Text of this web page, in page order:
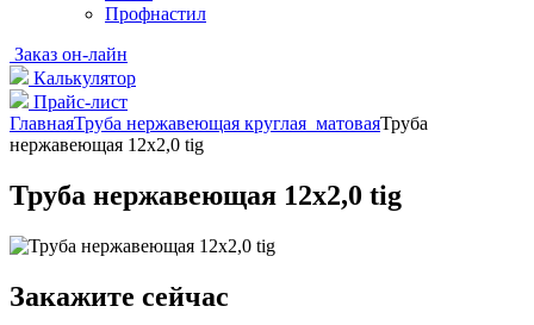
Профнастил
Заказ он-лайн
Калькулятор
Прайс-лист
ГлавнаяТруба нержавеющая круглая матоваяТруба
нержавеющая 12х2,0 tig
Труба нержавеющая 12х2,0 tig
Закажите сейчас